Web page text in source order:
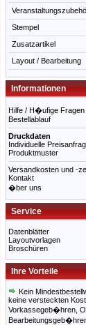
Stempel
Zusatzartikel
Layout / Bearbeitung
Informationen
Hilfe / H�ufige Fragen
Bestellablauf
Druckdaten
Individuelle
Produktmuster
Versandkosten und -
Kontakt
�ber uns
Service
Datenblätter
Layoutvorlagen
Broschüren
Ihre Vorteile
Kein
keine versteckten
Vorkassegeb�hren,